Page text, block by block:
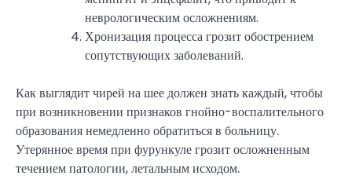
неврологическим осложнениям.
Хронизация процесса грозит обострением
сопутствующих заболеваний.
Как выглядит чирей на шее должен знать каждый, чтобы
при возникновении признаков гнойно-воспалительного
образования немедленно обратиться в больницу.
Утерянное время при фурункуле грозит осложненным
течением патологии, летальным исходом.